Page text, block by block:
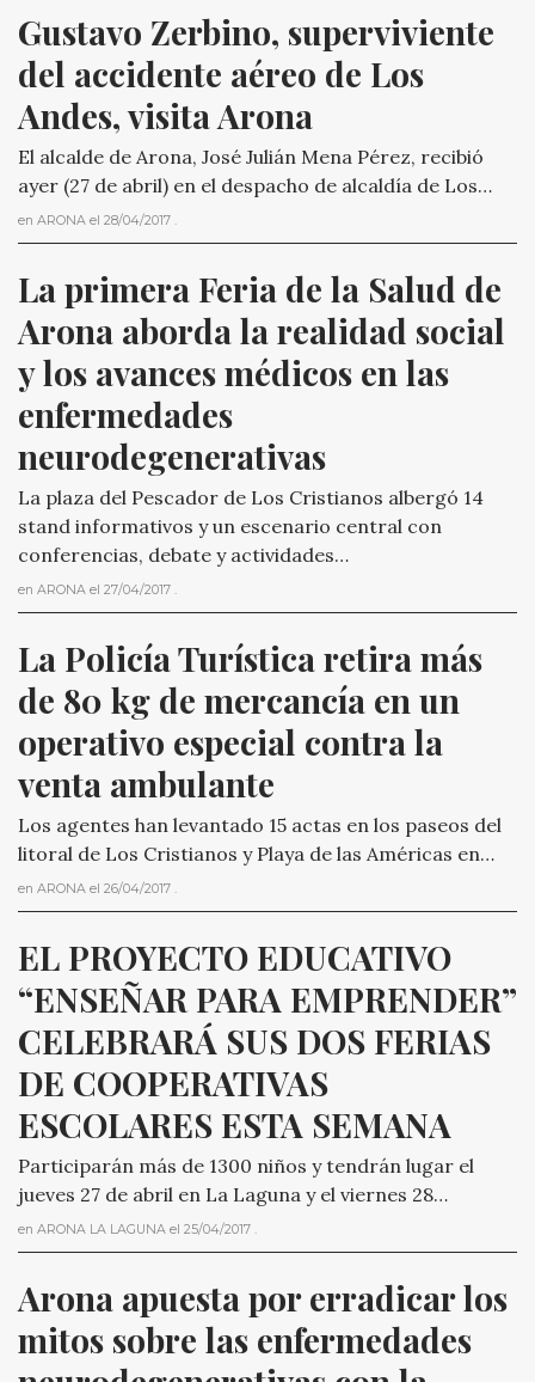
Gustavo Zerbino, superviviente
del accidente aéreo de Los
Andes, visita Arona
El alcalde de Arona, José Julián Mena Pérez, recibió
ayer (27 de abril) en el despacho de alcaldía de Los…
en ARONA el 28/04/2017 .
La primera Feria de la Salud de
Arona aborda la realidad social
y los avances médicos en las
enfermedades
neurodegenerativas
La plaza del Pescador de Los Cristianos albergó 14
stand informativos y un escenario central con
conferencias, debate y actividades…
en ARONA el 27/04/2017 .
La Policía Turística retira más
de 80 kg de mercancía en un
operativo especial contra la
venta ambulante
Los agentes han levantado 15 actas en los paseos del
litoral de Los Cristianos y Playa de las Américas en…
en ARONA el 26/04/2017 .
EL PROYECTO EDUCATIVO
“ENSEÑAR PARA EMPRENDER”
CELEBRARÁ SUS DOS FERIAS
DE COOPERATIVAS
ESCOLARES ESTA SEMANA
Participarán más de 1300 niños y tendrán lugar el
jueves 27 de abril en La Laguna y el viernes 28…
en ARONA LA LAGUNA el 25/04/2017 .
Arona apuesta por erradicar los
mitos sobre las enfermedades